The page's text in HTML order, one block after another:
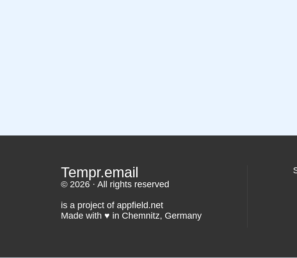
Tempr.email
© 2026 · All rights reserved
is a project of appfield.net
Made with ♥️ in Chemnitz, Germany